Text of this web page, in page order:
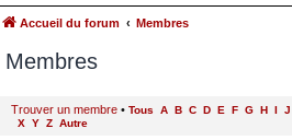
Accueil du forum Membres
Membres
Trouver un membre • Tous A B C D E F G H I J
X Y Z Autre